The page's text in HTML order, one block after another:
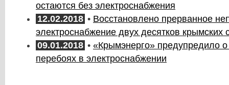
остаются без электроснабжения
12.02.2018 • Восстановлено прерванное
электроснабжение двух десятков крымских
09.01.2018 • «Крымэнерго» предупредило
перебоях в электроснабжении